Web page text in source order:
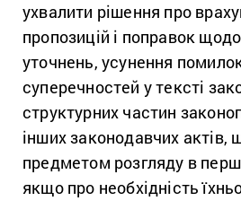
ухвалити рішення про
пропозицій і поправок
уточнень, усунення
суперечностей у тексті
структурних частин
інших законодавчих актів,
предметом розгляду в
якщо про необхідність